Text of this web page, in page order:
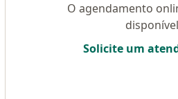
O agendamento
disponível
Solicite um